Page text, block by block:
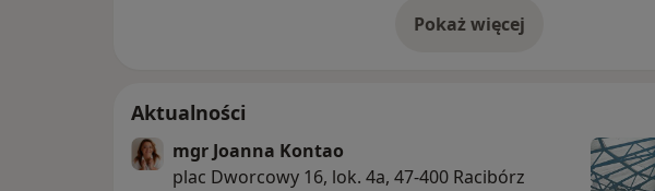
Pokaż więcejo doświadczeniu
Aktualności
mgr Joanna Kontao
plac Dworcowy 16, lok. 4a, 47-400 Racibórz